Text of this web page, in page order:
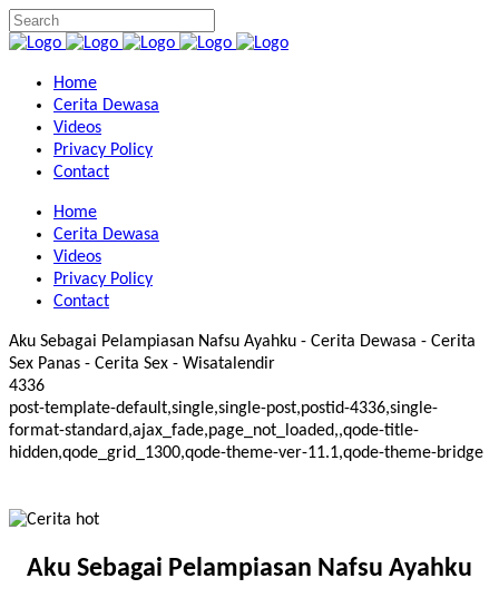
Home
Cerita Dewasa
Videos
Privacy Policy
Contact
Home
Cerita Dewasa
Videos
Privacy Policy
Contact
Aku Sebagai Pelampiasan Nafsu Ayahku - Cerita Dewasa - Cerita
Sex Panas - Cerita Sex - Wisatalendir
4336
post-template-default,single,single-post,postid-4336,single-
format-standard,ajax_fade,page_not_loaded,,qode-title-
hidden,qode_grid_1300,qode-theme-ver-11.1,qode-theme-bridge
Aku Sebagai Pelampiasan Nafsu Ayahku